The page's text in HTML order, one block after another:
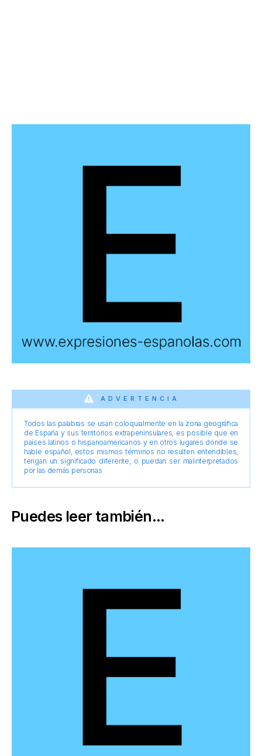
ADVERTENCIA
Todos las palabras se usan coloquialmente en la zona geográfica
de España y sus territorios extrapeninsulares, es posible que en
países latinos o hispanoamericanos y en otros lugares donde se
hable español, estos mismos términos no resulten entendibles,
tengan un significado diferente, o puedan ser malinterpretados
por las demás personas
Puedes leer también...